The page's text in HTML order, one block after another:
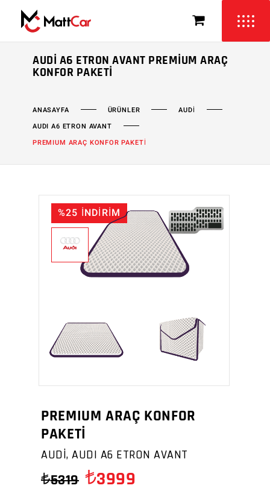
AUDI A6 ETRON AVANT PREMIUM ARAÇ
KONFOR PAKETI
ANASAYFA ÜRÜNLER
AUDİ
AUDI A6 ETRON AVANT
PREMIUM ARAÇ KONFOR PAKETİ
%25 İNDİRİM
PREMIUM ARAÇ KONFOR
PAKETİ
AUDİ, AUDI A6 ETRON AVANT
5319 3999